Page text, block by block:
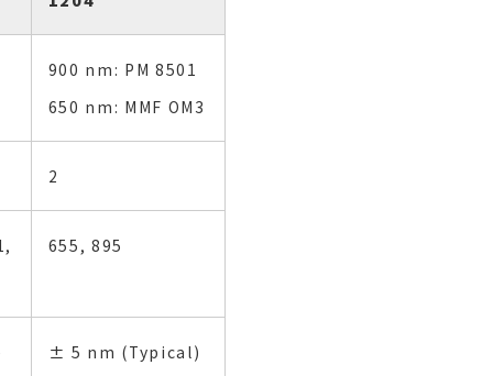
900 nm: PM 8501
650 nm: MMF OM3
2
655, 895
± 5 nm (Typical)